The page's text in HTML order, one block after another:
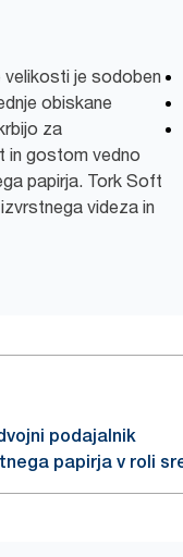
velikosti je sodoben
obiskane
za
in gostom vedno
papirja. Tork Soft
videza in
podajalnik
papirja v roli
bel T6